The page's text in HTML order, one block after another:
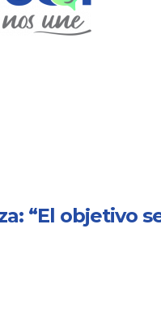
“El objetivo